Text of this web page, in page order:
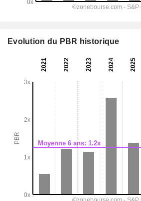
Evolution du PBR historique